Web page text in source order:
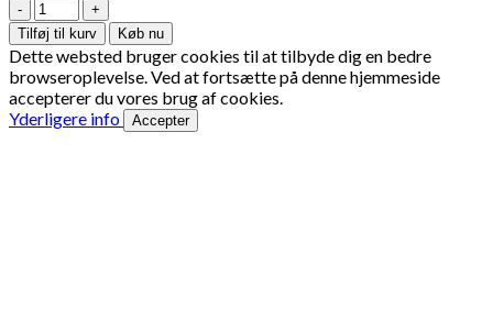
Fasan
brystfilet
1
kg
antal
Tilføj til kurv Køb nu
Dette websted bruger cookies til at tilbyde dig en bedre
browseroplevelse. Ved at fortsætte på denne hjemmeside
accepterer du vores brug af cookies.
Yderligere info
Accepter